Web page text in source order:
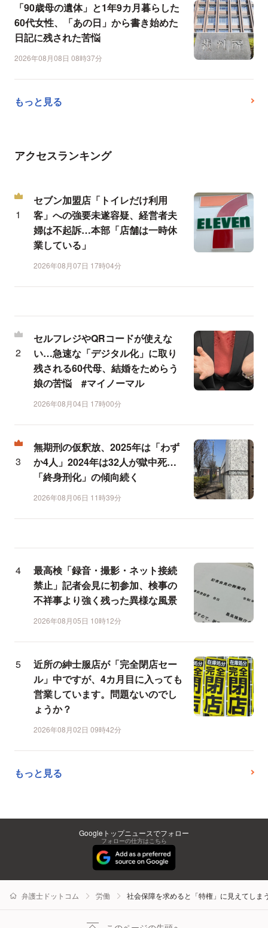
「90歳母の遺体」と1年9カ月暮らした
60代女性、「あの日」から書き始めた
日記に残された苦悩
2026年08月08日 08時37分
もっと見る
アクセスランキング
セブン加盟店「トイレだけ利用
客」への強要未遂容疑、経営者夫
婦は不起訴…本部「店舗は一時休
業している」
2026年08月07日 17時04分
セルフレジやQRコードが使えな
い…急速な「デジタル化」に取り
残される60代母、結婚をためらう
娘の苦悩 #マイノーマル
2026年08月04日 17時00分
無期刑の仮釈放、2025年は「わず
か4人」2024年は32人が獄中死…
「終身刑化」の傾向続く
2026年08月06日 11時39分
最高検「録音・撮影・ネット接続
禁止」記者会見に初参加、検事の
不祥事より強く残った異様な風景
2026年08月05日 10時12分
近所の紳士服店が「完全閉店セー
ル」中ですが、4カ月目に入っても
営業しています。問題ないのでし
ょうか？
2026年08月02日 09時42分
もっと見る
Googleトップニュースでフォロー
フォローの仕方はこちら
弁護士ドットコム 労働 社会保障を求めると「特権」に見えてし